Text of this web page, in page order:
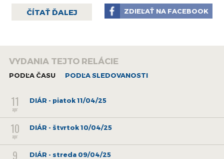
ČÍTAŤ ĎALEJ ZDIEĽAŤ NA FACEBOOK
VYDANIA TEJTO RELÁCIE
PODĽA ČASU PODĽA SLEDOVANOSTI
11
apr
DIÁR - piatok 11/04/25
10
apr
DIÁR - štvrtok 10/04/25
9 DIÁR - streda 09/04/25